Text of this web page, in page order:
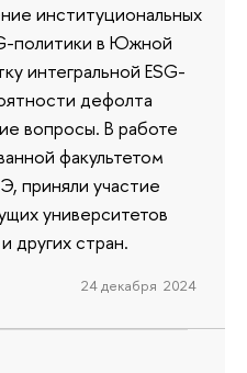
институциональных
политики в Южной
интегральной ESG-
дефолта
вопросы. В работе
факультетом
приняли участие
университетов
других стран.
24 декабря 2024